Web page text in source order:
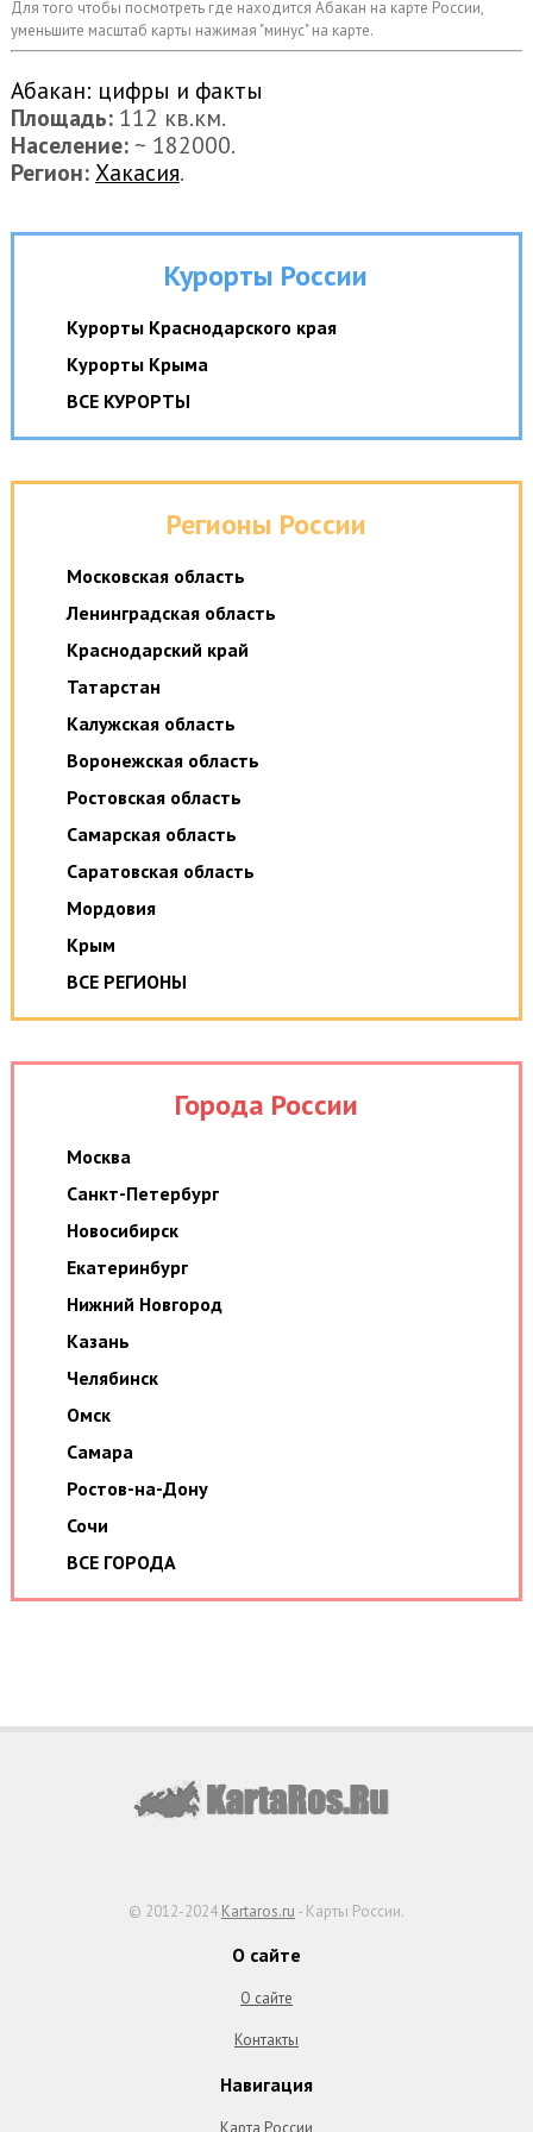
⇧
© OpenStreetMap
Для того чтобы посмотреть где находится Абакан на карте России,
уменьшите масштаб карты нажимая "минус" на карте.
Абакан : цифры и факты
Площадь:112 кв.км.
Население:~ 182000.
Регион: Хакасия.
Курорты России
Курорты Краснодарского края
Курорты Крыма
ВСЕ КУРОРТЫ
Регионы России
Московская область
Ленинградская область
Краснодарский край
Татарстан
Калужская область
Воронежская область
Ростовская область
Самарская область
Саратовская область
Мордовия
Крым
ВСЕ РЕГИОНЫ
Города России
Москва
Санкт-Петербург
Новосибирск
Екатеринбург
Нижний Новгород
Казань
Челябинск
Омск
Самара
Ростов-на-Дону
Сочи
ВСЕ ГОРОДА
© 2012-2024Kartaros.ru - Карты России.
О сайте
О сайте
Контакты
Навигация